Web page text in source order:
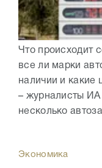
Что происходит
все ли марки
наличии и какие
– журналисты ИА
несколько
Экономика